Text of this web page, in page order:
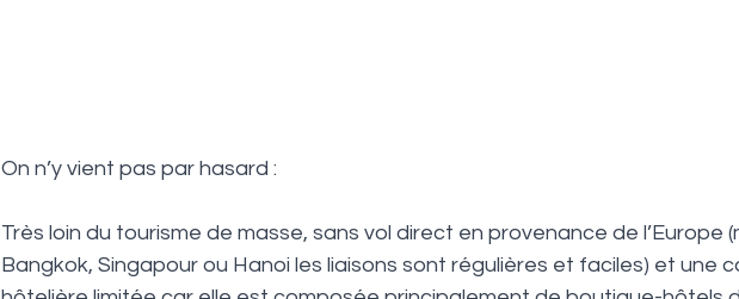
On n’y vient pas par hasard :
Très loin du tourisme de masse, sans vol direct en provenance de l’Europe
Bangkok, Singapour ou Hanoi les liaisons sont régulières et faciles) et une